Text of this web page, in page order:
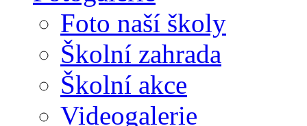
Foto naší školy
Školní zahrada
Školní akce
Videogalerie